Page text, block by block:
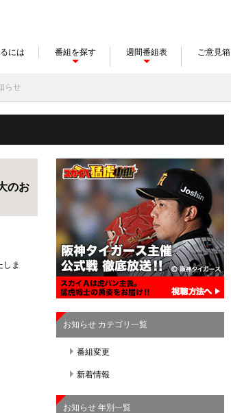
には 番組を探す 週間番組表 ご意見箱
らせ
のお
ま
お知らせ カテゴリ一覧
番組変更
新着情報
お知らせ 年別一覧